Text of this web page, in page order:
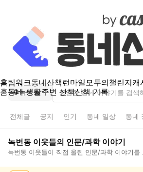
홈팀워크동네산책런마일모두의챌린지캐
홈동네 생활주변 산책산책 기록
녹번동
전체글 공지 인기 동네 일상 동네
녹번동 이웃들의 인문/과학이야기
녹번동 이웃들이 직접 올린 인문/과학 이야기를